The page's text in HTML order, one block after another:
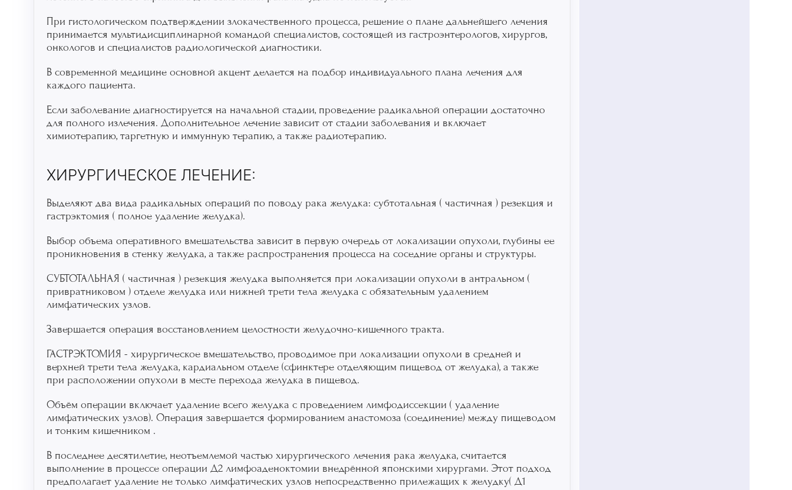
При гистологическом подтверждении злокачественного процесса, решение о плане дальнейшего лечения
принимается мультидисциплинарной командой специалистов, состоящей из гастроэнтерологов, хирургов,
онкологов и специалистов радиологической диагностики.
В современной медицине основной акцент делается на подбор индивидуального плана лечения для
каждого пациента.
Если заболевание диагностируется на начальной стадии, проведение радикальной операции достаточно
для полного излечения. Дополнительное лечение зависит от стадии заболевания и включает
химиотерапию, таргетную и иммунную терапию, а также радиотерапию.
ХИРУРГИЧЕСКОЕ ЛЕЧЕНИЕ:
Выделяют два вида радикальных операций по поводу рака желудка: субтотальная ( частичная ) резекция и
гастрэктомия ( полное удаление желудка).
Выбор объема оперативного вмешательства зависит в первую очередь от локализации опухоли, глубины ее
проникновения в стенку желудка, а также распространения процесса на соседние органы и структуры.
СУБТОТАЛЬНАЯ ( частичная ) резекция желудка выполняется при локализации опухоли в антральном (
привратниковом ) отделе желудка или нижней трети тела желудка с обязательным удалением
лимфатических узлов.
Завершается операция восстановлением целостности желудочно-кишечного тракта.
ГАСТРЭКТОМИЯ - хирургическое вмешательство, проводимое при локализации опухоли в средней и
верхней трети тела желудка, кардиальном отделе (сфинктере отделяющим пищевод от желудка), а также
при расположении опухоли в месте перехода желудка в пищевод.
Объём операции включает удаление всего желудка с проведением лимфодиссекции ( удаление
лимфатических узлов). Операция завершается формированием анастомоза (соединение) между пищеводом
и тонким кишечником .
В последнее десятилетие, неотъемлемой частью хирургического лечения рака желудка, считается
выполнение в процессе операции Д2 лимфоаденоктомии внедрённой японскими хирургами. Этот подход
предполагает удаление не только лимфатических узлов непосредственно прилежащих к желудку( Д1